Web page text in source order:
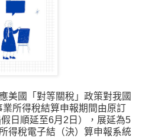
美國「對等關稅」政策對我國
所得稅結算申報期間由原訂
日順延至6月2日），展延為5
得稅電子結（決）算申報系統